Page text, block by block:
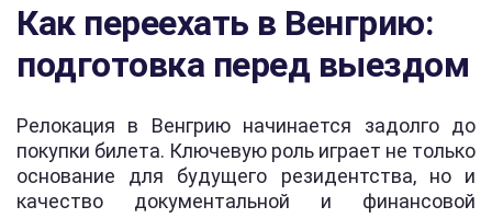
Как переехать в Венгрию:
подготовка перед выездом
Релокация в Венгрию начинается задолго до
покупки билета. Ключевую роль играет не только
основание для будущего резидентства, но и
качество документальной и финансовой